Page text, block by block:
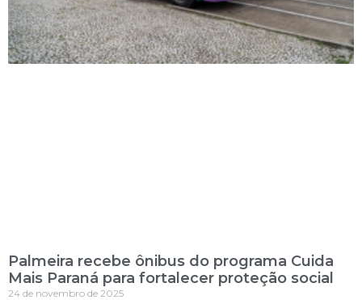
Palmeira recebe ônibus do programa Cuida
Mais Paraná para fortalecer proteção social
24 de novembro de 2025